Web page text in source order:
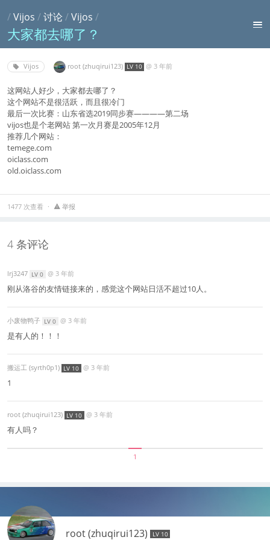
/Vijos /讨论 /Vijos /
大家都去哪了？
Vijos root (zhuqirui123) LV 10 @ 3 年前
这网站人好少，大家都去哪了？
这个网站不是很活跃，而且很冷门
最后一次比赛：山东省选2019同步赛————第二场
vijos也是个老网站 第一次月赛是2005年12月
推荐几个网站：
temege.com
oiclass.com
old.oiclass.com
1477 次查看 举报
4 条评论
lrj3247 LV 0 @ 3 年前
刚从洛谷的友情链接来的，感觉这个网站日活不超过10人。
小废物鸭子 LV 0 @ 3 年前
是有人的！！！
搬运工 (syrth0p1) LV 10 @ 3 年前
1
root (zhuqirui123) LV 10 @ 3 年前
有人吗？
1
root (zhuqirui123) LV 10